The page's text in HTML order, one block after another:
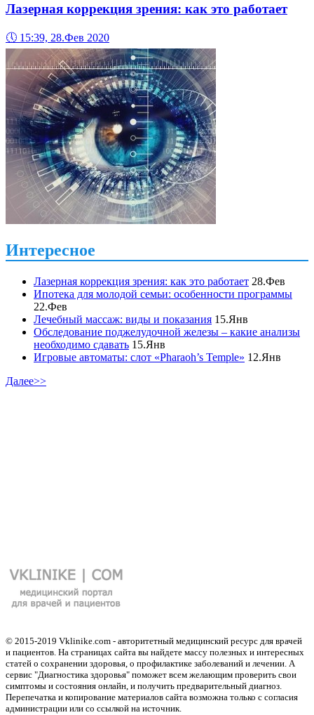
Лазерная коррекция зрения: как это работает
🕔 15:39, 28.Фев 2020
Интересное
Лазерная коррекция зрения: как это работает 28.Фев
Ипотека для молодой семьи: особенности программы
22.Фев
Лечебный массаж: виды и показания 15.Янв
Обследование поджелудочной железы – какие анализы
необходимо сдавать 15.Янв
Игровые автоматы: слот «Pharaoh’s Temple» 12.Янв
Далее>>
© 2015-2019 Vklinike.com - авторитетный медицинский ресурс для врачей
и пациентов. На страницах сайта вы найдете массу полезных и интересных
статей о сохранении здоровья, о профилактике заболеваний и лечении. А
сервис "Диагностика здоровья" поможет всем желающим проверить свои
симптомы и состояния онлайн, и получить предварительный диагноз.
Перепечатка и копирование материалов сайта возможна только с согласия
администрации или со ссылкой на источник.